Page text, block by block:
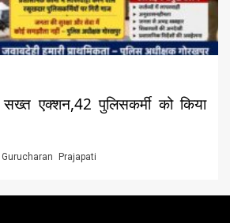
एक्शन,42 पुलिसकर्मी को किया
Gurucharan Prajapati